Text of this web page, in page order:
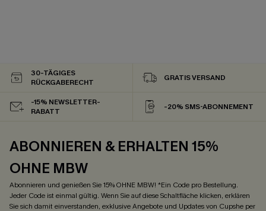
30-TÄGIGES
RÜCKGABERECHT
GRATIS VERSAND
-15% NEWSLETTER-
RABATT
-20% SMS-ABONNEMENT
ABONNIEREN & ERHALTEN 15%
OHNE MBW
Abonnieren und genießen Sie 15% OHNE MBW! *Ein Code pro Bestellung.
Jeder Code ist einmal gültig. Wenn Sie auf diese Schaltfläche klicken, erklären
Sie sich damit einverstanden, exklusive Angebote und Updates von Cupshe per